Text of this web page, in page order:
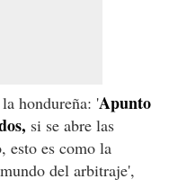
hondureña: 'Apunto
si se abre las
esto es como la
del arbitraje',